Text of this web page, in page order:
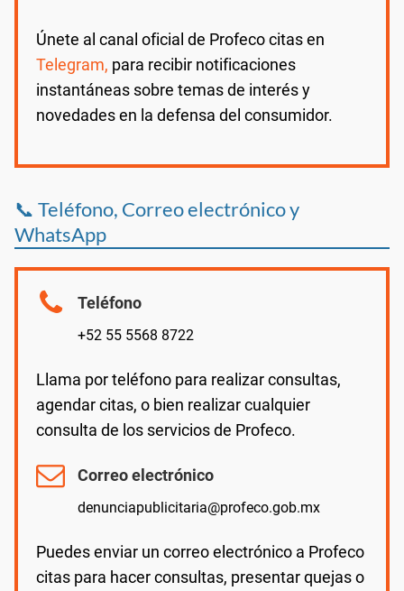
Únete al canal oficial de Profeco citas en
Telegram, para recibir notificaciones
instantáneas sobre temas de interés y
novedades en la defensa del consumidor.
📞 Teléfono, Correo electrónico y
WhatsApp
Teléfono
+52 55 5568 8722
Llama por teléfono para realizar consultas,
agendar citas, o bien realizar cualquier
consulta de los servicios de Profeco.
Correo electrónico
denunciapublicitaria@profeco.gob.mx
Puedes enviar un correo electrónico a Profeco
citas para hacer consultas, presentar quejas o